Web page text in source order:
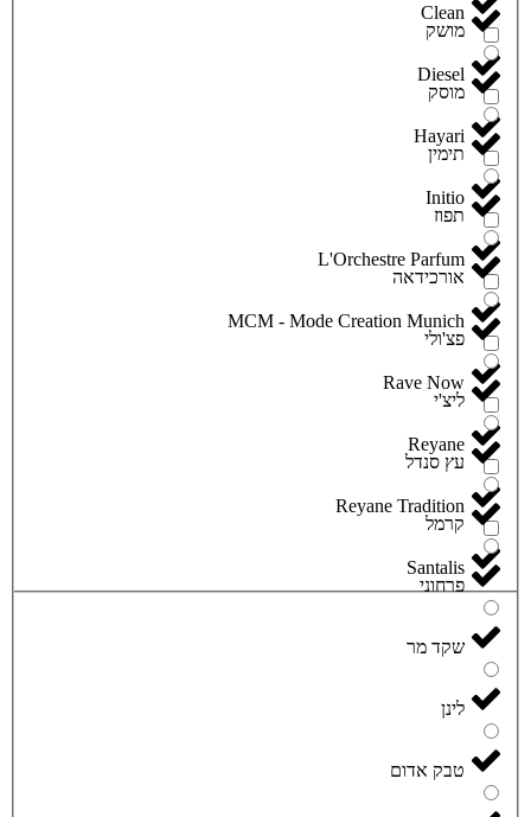
Clean
Diesel
Hayari
Initio
L'Orchestre Parfum
MCM - Mode Creation Munich
Rave Now
Reyane
Reyane Tradition
Santalis
מושק
מוסק
תימין
תפוז
אורכידאה
פצ'ולי
ליצ'י
עץ סנדל
קרמל
פרחוני
שקד מר
לינן
טבק אדום